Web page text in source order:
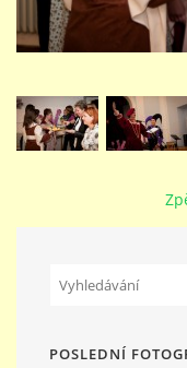
GALERIE
PEDAGOGICKÝ SBOR
DOKUMENTY / KE
KURZY
KONTAKTY
POSLEDNÍ